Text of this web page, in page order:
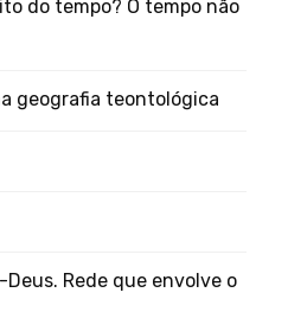
do tempo? O tempo não
geografia teontológica
Rede que envolve o